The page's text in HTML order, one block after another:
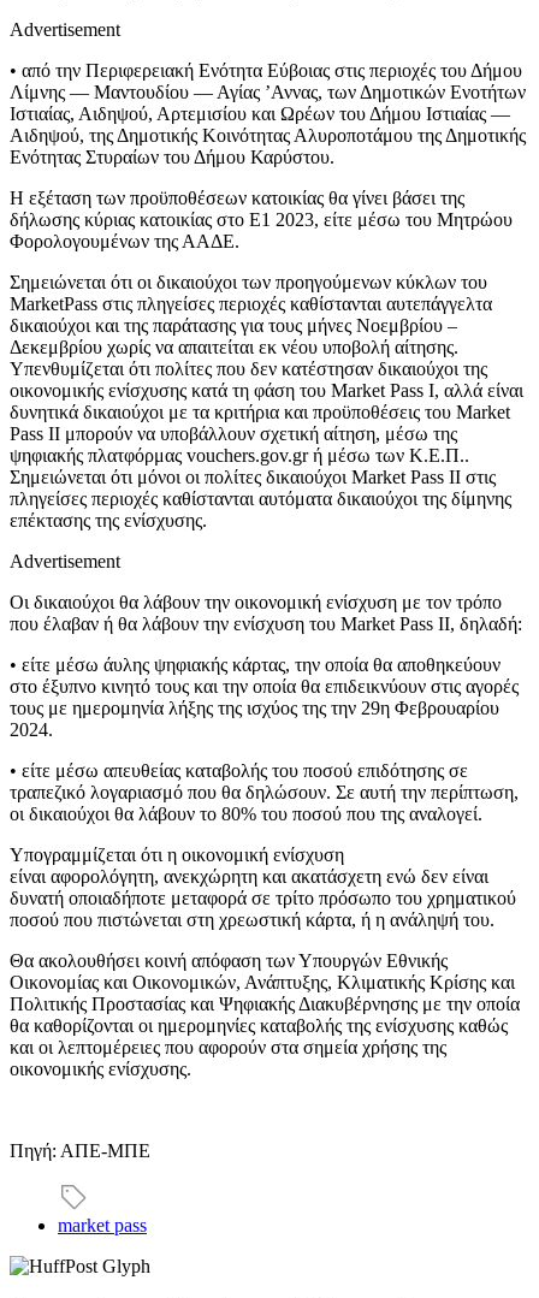
Advertisement
• από την Περιφερειακή Ενότητα Εύβοιας στις περιοχές του Δήμου
Λίμνης — Μαντουδίου — Αγίας ’Αννας, των Δημοτικών Ενοτήτων
Ιστιαίας, Αιδηψού, Αρτεμισίου και Ωρέων του Δήμου Ιστιαίας —
Αιδηψού, της Δημοτικής Κοινότητας Αλυροποτάμου της Δημοτικής
Ενότητας Στυραίων του Δήμου Καρύστου.
Η εξέταση των προϋποθέσεων κατοικίας θα γίνει βάσει της
δήλωσης κύριας κατοικίας στο Ε1 2023, είτε μέσω του Μητρώου
Φορολογουμένων της ΑΑΔΕ.
Σημειώνεται ότι οι δικαιούχοι των προηγούμενων κύκλων του
MarketPass στις πληγείσες περιοχές καθίστανται αυτεπάγγελτα
δικαιούχοι και της παράτασης για τους μήνες Νοεμβρίου –
Δεκεμβρίου χωρίς να απαιτείται εκ νέου υποβολή αίτησης.
Υπενθυμίζεται ότι πολίτες που δεν κατέστησαν δικαιούχοι της
οικονομικής ενίσχυσης κατά τη φάση του Market Pass I, αλλά είναι
δυνητικά δικαιούχοι με τα κριτήρια και προϋποθέσεις του Market
Pass II μπορούν να υποβάλλουν σχετική αίτηση, μέσω της
ψηφιακής πλατφόρμας vouchers.gov.gr ή μέσω των Κ.Ε.Π..
Σημειώνεται ότι μόνοι οι πολίτες δικαιούχοι Market Pass II στις
πληγείσες περιοχές καθίστανται αυτόματα δικαιούχοι της δίμηνης
επέκτασης της ενίσχυσης.
Advertisement
Οι δικαιούχοι θα λάβουν την οικονομική ενίσχυση με τον τρόπο
που έλαβαν ή θα λάβουν την ενίσχυση του Market Pass II, δηλαδή:
• είτε μέσω άυλης ψηφιακής κάρτας, την οποία θα αποθηκεύουν
στο έξυπνο κινητό τους και την οποία θα επιδεικνύουν στις αγορές
τους με ημερομηνία λήξης της ισχύος της την 29η Φεβρουαρίου
2024.
• είτε μέσω απευθείας καταβολής του ποσού επιδότησης σε
τραπεζικό λογαριασμό που θα δηλώσουν. Σε αυτή την περίπτωση,
οι δικαιούχοι θα λάβουν το 80% του ποσού που της αναλογεί.
Υπογραμμίζεται ότι η οικονομική ενίσχυση
είναι αφορολόγητη, ανεκχώρητη και ακατάσχετη ενώ δεν είναι
δυνατή οποιαδήποτε μεταφορά σε τρίτο πρόσωπο του χρηματικού
ποσού που πιστώνεται στη χρεωστική κάρτα, ή η ανάληψή του.
Θα ακολουθήσει κοινή απόφαση των Υπουργών Εθνικής
Οικονομίας και Οικονομικών, Ανάπτυξης, Κλιματικής Κρίσης και
Πολιτικής Προστασίας και Ψηφιακής Διακυβέρνησης με την οποία
θα καθορίζονται οι ημερομηνίες καταβολής της ενίσχυσης καθώς
και οι λεπτομέρειες που αφορούν στα σημεία χρήσης της
οικονομικής ενίσχυσης.
Πηγή: ΑΠΕ-ΜΠΕ
market pass